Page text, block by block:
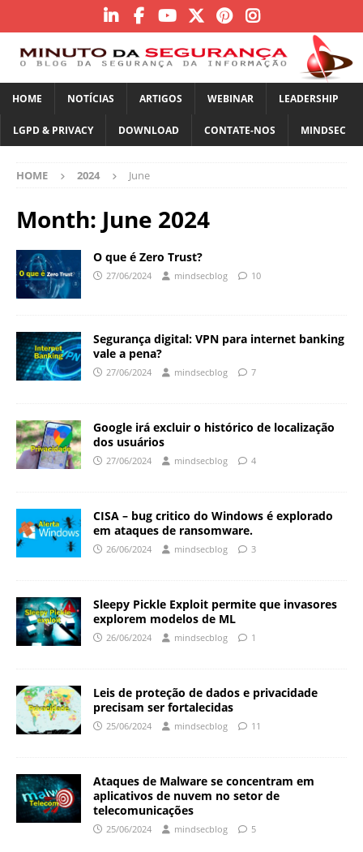
HOME NOTÍCIAS ARTIGOS WEBINAR LEADERSHIP
LGPD & PRIVACY DOWNLOAD CONTATE-NOS MINDSEC
HOME 2024 June
Month: June 2024
O que é Zero Trust?
27/06/2024 mindsecblog 10
Segurança digital: VPN para internet banking
vale a pena?
27/06/2024 mindsecblog 7
Google irá excluir o histórico de localização
dos usuários
27/06/2024 mindsecblog 4
CISA – bug critico do Windows é explorado
em ataques de ransomware.
26/06/2024 mindsecblog 3
Sleepy Pickle Exploit permite que invasores
explorem modelos de ML
26/06/2024 mindsecblog 1
Leis de proteção de dados e privacidade
precisam ser fortalecidas
25/06/2024 mindsecblog 11
Ataques de Malware se concentram em
aplicativos de nuvem no setor de
telecomunicações
25/06/2024 mindsecblog 5